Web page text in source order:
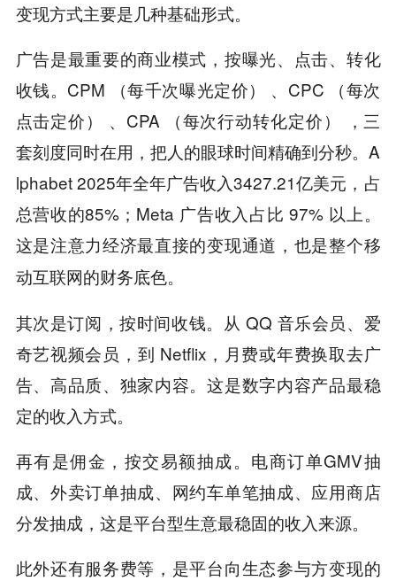
变现方式主要是几种基础形式。
广告是最重要的商业模式，按曝光、点击、转化
收钱。CPM （每千次曝光定价） 、CPC （每次
点击定价） 、CPA （每次行动转化定价） ，三
套刻度同时在用，把人的眼球时间精确到分秒。A
lphabet 2025年全年广告收入3427.21亿美元，占
总营收的85%；Meta 广告收入占比 97% 以上。
这是注意力经济最直接的变现通道，也是整个移
动互联网的财务底色。
其次是订阅，按时间收钱。从 QQ 音乐会员、爱
奇艺视频会员，到 Netflix，月费或年费换取去广
告、高品质、独家内容。这是数字内容产品最稳
定的收入方式。
再有是佣金，按交易额抽成。电商订单GMV抽
成、外卖订单抽成、网约车单笔抽成、应用商店
分发抽成，这是平台型生意最稳固的收入来源。
此外还有服务费等，是平台向生态参与方变现的